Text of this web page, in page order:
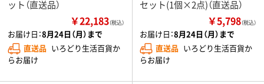
ット（直送品）
￥22,183（税込）
お届け日：8月24日（月）まで
直送品 いろどり生活百貨か
らお届け
セット(1個×2点)（直送品）
￥5,798（税込）
お届け日：8月24日（月）まで
直送品 いろどり生活百貨か
らお届け